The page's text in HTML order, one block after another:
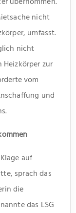
nicht
umfasst.
nicht
zur
vom
und
auf
sprach das
die
das LSG